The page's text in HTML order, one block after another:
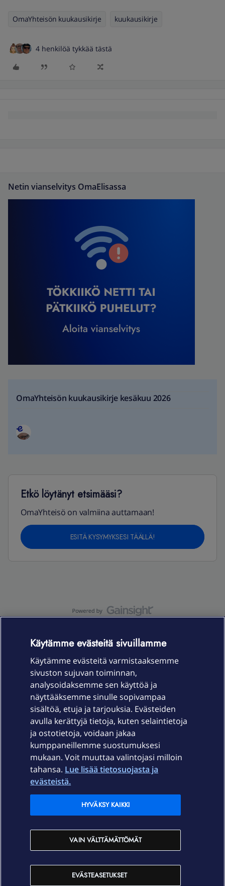
OmaYhteisön kuukausikirje kuukausikirje
4 henkilöä tykkää tästä
Netin vianselvitys OmaElisassa
OmaYhteisön kuukausikirje kesäkuu 2026
Etkö löytänyt etsimääsi?
OmaYhteisö on valmiina auttamaan!
ESITÄ KYSYMYKSESI TÄÄLLÄ!
Laitteet & liittymät
Palvelut
Ajankohtaista
Elisa Oyj
In English
Käytämme evästeitä sivuillamme
Käytämme evästeitä varmistaaksemme
sivuston sujuvan toiminnan,
analysoidaksemme sen käyttöä ja
näyttääksemme sinulle sopivampaa
sisältöä, etuja ja tarjouksia. Evästeiden
avulla kerättyjä tietoja, kuten selaintietoja
ja ostotietoja, voidaan jakaa
kumppaneillemme suostumuksesi
mukaan. Voit muuttaa valintojasi milloin
tahansa. Lue lisää tietosuojasta ja
evästeistä.
EVÄSTEASETUKSET
VAIN VÄLTTÄMÄTTÖMÄT
HYVÄKSY KAIKKI